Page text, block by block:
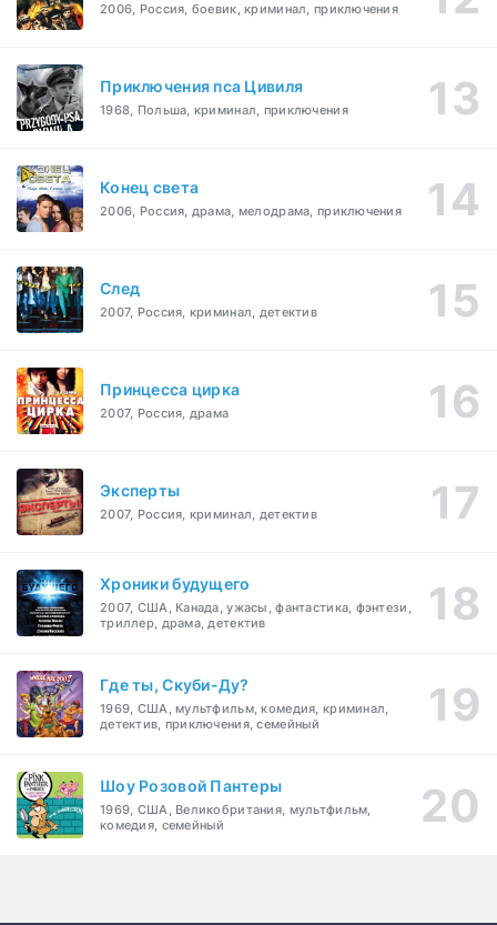
2006, Россия, боевик, криминал, приключения
Приключения пса Цивиля
1968, Польша, криминал, приключения
Конец света
2006, Россия, драма, мелодрама, приключения
След
2007, Россия, криминал, детектив
Принцесса цирка
2007, Россия, драма
Эксперты
2007, Россия, криминал, детектив
Хроники будущего
2007, США, Канада, ужасы, фантастика, фэнтези,
триллер, драма, детектив
Где ты, Скуби-Ду?
1969, США, мультфильм, комедия, криминал,
детектив, приключения, семейный
Шоу Розовой Пантеры
1969, США, Великобритания, мультфильм,
комедия, семейный